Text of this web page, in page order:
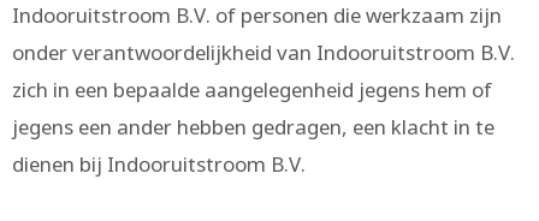
Indooruitstroom B.V. of personen die werkzaam zijn
onder verantwoordelijkheid van Indooruitstroom B.V.
zich in een bepaalde aangelegenheid jegens hem of
jegens een ander hebben gedragen, een klacht in te
dienen bij Indooruitstroom B.V.